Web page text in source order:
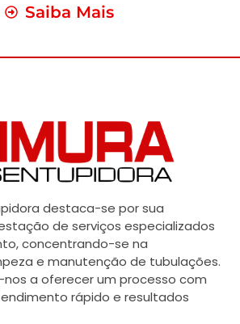
Saiba Mais
destaca-se por sua
de serviços especializados
concentrando-se na
e manutenção de tubulações.
a oferecer um processo com
rápido e resultados